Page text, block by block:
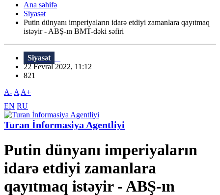
Ana səhifə
Siyasət
Putin dünyanı imperiyaların idarə etdiyi zamanlara qayıtmaq
istəyir - ABŞ-ın BMT-dəki səfiri
Siyasət
22 Fevral 2022, 11:12
821
A- A A+
EN RU
Turan İnformasiya Agentliyi
Putin dünyanı imperiyaların
idarə etdiyi zamanlara
qayıtmaq istəyir - ABŞ-ın